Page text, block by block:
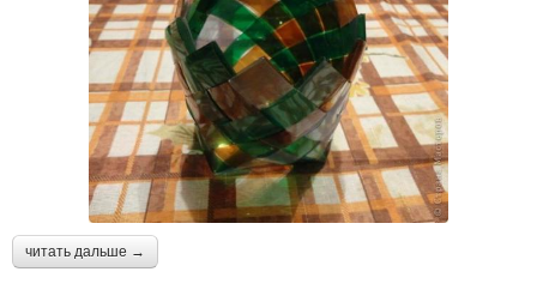
читать дальше →